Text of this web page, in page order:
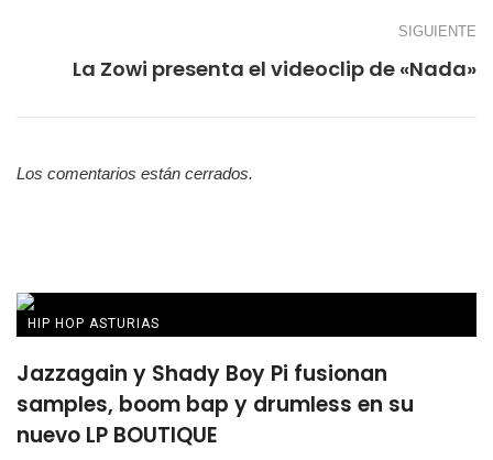
SIGUIENTE
La Zowi presenta el videoclip de «Nada»
Los comentarios están cerrados.
HIP HOP ASTURIAS
Jazzagain y Shady Boy Pi fusionan
samples, boom bap y drumless en su
nuevo LP BOUTIQUE